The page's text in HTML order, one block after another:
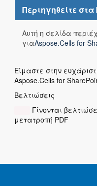
Περιηγηθείτε
Αυτή η σελίδα
γιαAspose.Cells for
Είμαστε στην
Aspose.Cells for
Βελτιώσεις
Γίνονται
μετατροπή PDF